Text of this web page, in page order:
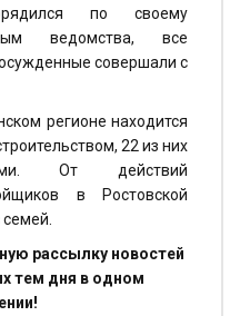
по своему
ведомства, все
совершали с
регионе находится
22 из них
От действий
в Ростовской
рассылку новостей
тем дня в одном